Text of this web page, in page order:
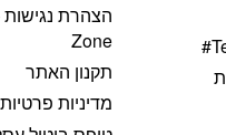
Zone
תקנון האתר
מדיניות פרטיות